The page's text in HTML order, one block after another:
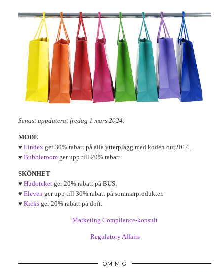
Senast uppdaterat fredag 1 mars 2024.
MODE
♥ Lindex ger 30% rabatt på alla ytterplagg med koden out2014.
♥ Bubbleroom ger upp till 20% rabatt.
SKÖNHET
♥ Hudoteket ger 20% rabatt på BUS.
♥ Eleven ger upp till 30% rabatt på sommarprodukter.
♥ Kicks ger 20% rabatt på doft.
Marketing Compliance-konsult
Regulatory Affairs
OM MIG